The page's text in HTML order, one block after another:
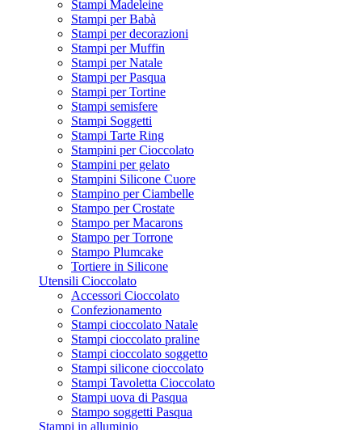
Stampi Madeleine
Stampi per Babà
Stampi per decorazioni
Stampi per Muffin
Stampi per Natale
Stampi per Pasqua
Stampi per Tortine
Stampi semisfere
Stampi Soggetti
Stampi Tarte Ring
Stampini per Cioccolato
Stampini per gelato
Stampini Silicone Cuore
Stampino per Ciambelle
Stampo per Crostate
Stampo per Macarons
Stampo per Torrone
Stampo Plumcake
Tortiere in Silicone
Utensili Cioccolato
Accessori Cioccolato
Confezionamento
Stampi cioccolato Natale
Stampi cioccolato praline
Stampi cioccolato soggetto
Stampi silicone cioccolato
Stampi Tavoletta Cioccolato
Stampi uova di Pasqua
Stampo soggetti Pasqua
Stampi in alluminio